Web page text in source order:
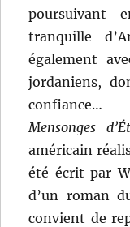
poursuivant
tranquille
également
jordaniens,
confiance…
Mensonges
américain
été écrit par
d’un roman
convient de